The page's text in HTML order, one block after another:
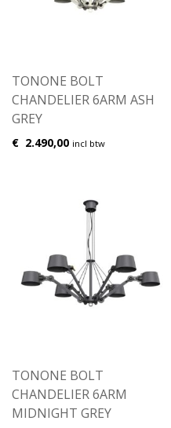
TONONE BOLT
CHANDELIER 6ARM ASH
GREY
€ 2.490,00 incl btw
TONONE BOLT
CHANDELIER 6ARM
MIDNIGHT GREY